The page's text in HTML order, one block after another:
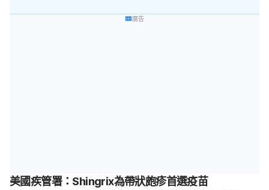
廣告
美國疾管署：Shingrix為帶狀皰疹首選疫苗